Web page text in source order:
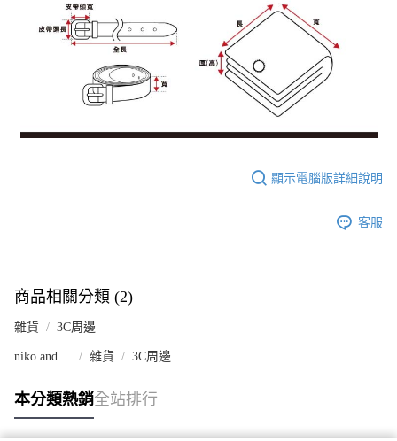
顯示電腦版詳細說明
客服
商品相關分類 (2)
雜貨 3C周邊
niko and ... 雜貨 3C周邊
本分類熱銷全站排行